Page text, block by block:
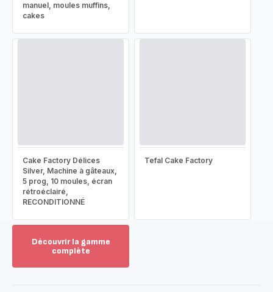
manuel, moules muffins,
cakes
Cake Factory Délices
Silver, Machine à gâteaux,
5 prog, 10 moules, écran
rétroéclairé,
RECONDITIONNÉ
Tefal Cake Factory
Découvrir la gamme
complète